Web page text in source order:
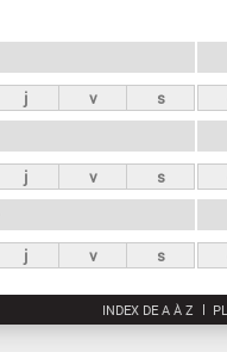
j v s
j v s
j v s
INDEX DE A À Z